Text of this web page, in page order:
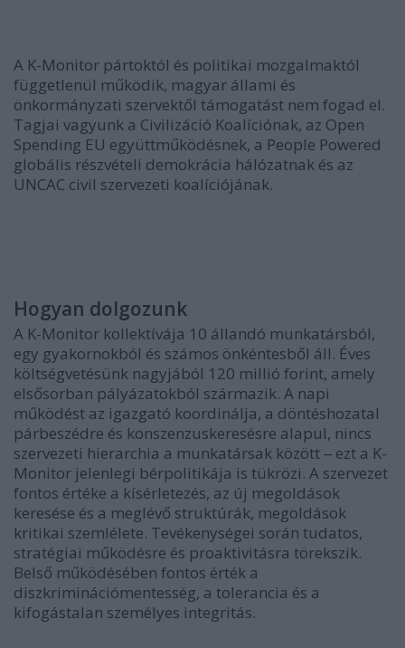
A K-Monitor pártoktól és politikai mozgalmaktól
függetlenül működik, magyar állami és
önkormányzati szervektől támogatást nem fogad el.
Tagjai vagyunk a Civilizáció Koalíciónak, az Open
Spending EU együttműködésnek, a People Powered
globális részvételi demokrácia hálózatnak és az
UNCAC civil szervezeti koalíciójának.
Hogyan dolgozunk
A K-Monitor kollektívája 10 állandó munkatársból,
egy gyakornokból és számos önkéntesből áll. Éves
költségvetésünk nagyjából 120 millió forint, amely
elsősorban pályázatokból származik. A napi
működést az igazgató koordinálja, a döntéshozatal
párbeszédre és konszenzuskeresésre alapul, nincs
szervezeti hierarchia a munkatársak között‒ezt a K-
Monitor jelenlegi bérpolitikája is tükrözi. A szervezet
fontos értéke a kísérletezés, az új megoldások
keresése és a meglévő struktúrák, megoldások
kritikai szemlélete. Tevékenységei során tudatos,
stratégiai működésre és proaktivitásra törekszik.
Belső működésében fontos érték a
diszkriminációmentesség, a tolerancia és a
kifogástalan személyes integritás.